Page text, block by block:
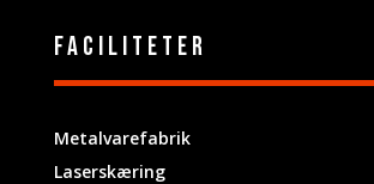
Faciliteter
Metalvarefabrik
Laserskæring